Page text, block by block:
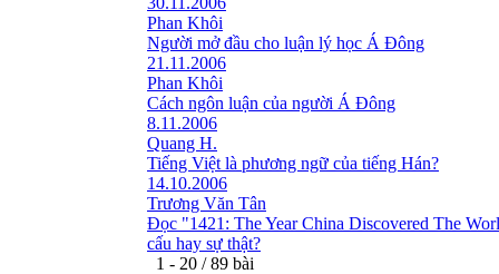
Phan Khôi
Người mở đầu cho luận lý học Á Đông
21.11.2006
Phan Khôi
Cách ngôn luận của người Á Đông
8.11.2006
Quang H.
Tiếng Việt là phương ngữ của tiếng Hán?
14.10.2006
Trương Văn Tân
Đọc "1421: The Year China Discovered The
cấu hay sự thật?
1 - 20 / 89 bài